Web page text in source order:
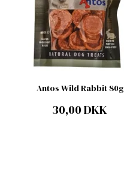
Antos Wild Rabbit 80g
30,00 DKK